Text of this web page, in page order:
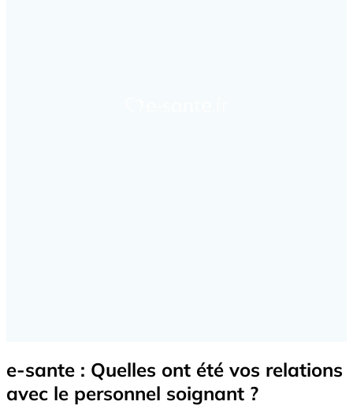
e-sante : Quelles ont été vos relations
avec le personnel soignant ?